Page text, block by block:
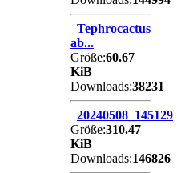
Tephrocactus
ab...
Größe:60.67
KiB
Downloads:38231
20240508_145129
Größe:310.47
KiB
Downloads:146826